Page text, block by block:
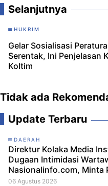
Selanjutnya
HUKRIM
Gelar Sosialisasi
Serentak, Ini Penjelasan
Koltim
Tidak ada
Update Terbaru
DAERAH
Direktur Kolaka Media
Dugaan Intimidasi
Nasionalinfo.com, Minta
Berjalan
06 Agustus 2026